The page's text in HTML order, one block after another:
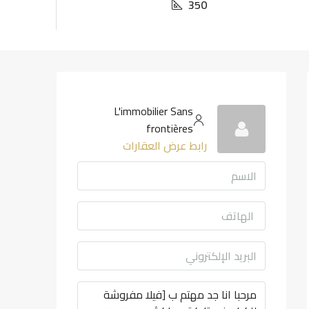
350
L'immobilier Sans
frontières
رابط عرض العقارات